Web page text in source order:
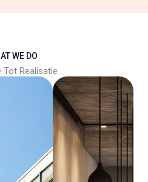
WE DO
Tot Realisatie